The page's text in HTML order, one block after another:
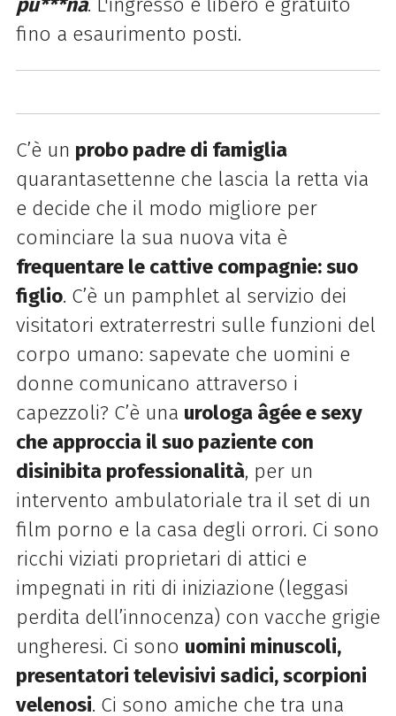
fino a esaurimento posti.
C’è un probo padre di famiglia
quarantasettenne che lascia la retta via
e decide che il modo migliore per
cominciare la sua nuova vita è
frequentare le cattive compagnie: suo
figlio. C’è un pamphlet al servizio dei
visitatori extraterrestri sulle funzioni del
corpo umano: sapevate che uomini e
donne comunicano attraverso i
capezzoli? C’è una urologa âgée e sexy
che approccia il suo paziente con
disinibita professionalità, per un
intervento ambulatoriale tra il set di un
film porno e la casa degli orrori. Ci sono
ricchi viziati proprietari di attici e
impegnati in riti di iniziazione (leggasi
perdita dell’innocenza) con vacche grigie
ungheresi. Ci sono uomini minuscoli,
presentatori televisivi sadici, scorpioni
velenosi. Ci sono amiche che tra una